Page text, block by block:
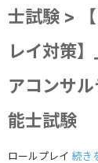
士試験 >
レイ対策】
アコンサ
能士試験
ロールプレイ 続き